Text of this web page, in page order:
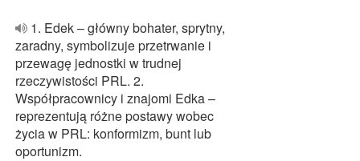
1. Edek – główny bohater, sprytny,
zaradny, symbolizuje przetrwanie i
przewagę jednostki w trudnej
rzeczywistości PRL. 2.
Współpracownicy i znajomi Edka –
reprezentują różne postawy wobec
życia w PRL: konformizm, bunt lub
oportunizm.